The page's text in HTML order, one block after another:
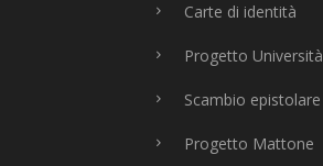
Carte di identità
Progetto Università
Scambio epistolare
Progetto Mattone